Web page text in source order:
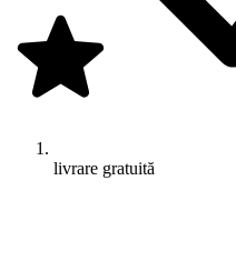
livrare gratuită